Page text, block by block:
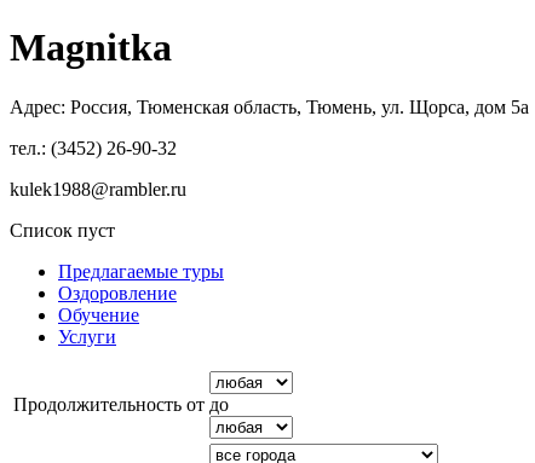
Magnitka
Адрес: Россия, Тюменская область, Тюмень, ул. Щорса, дом 5а
тел.: (3452) 26-90-32
kulek1988@rambler.ru
Список пуст
Предлагаемые туры
Оздоровление
Обучение
Услуги
Продолжительность от до